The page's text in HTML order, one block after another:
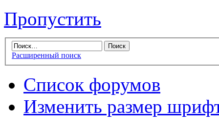
Пропустить
Расширенный поиск
Список форумов
Изменить размер